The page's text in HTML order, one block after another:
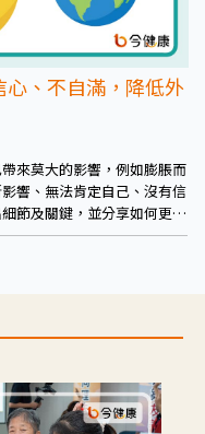
、不自滿，降低外
來莫大的影響，例如膨脹而
響、無法肯定自己、沒有信
節及關鍵，並分享如何更精